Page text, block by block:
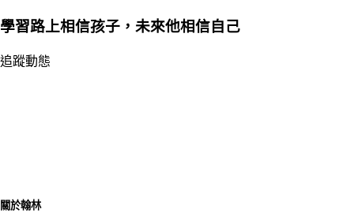
學習路上相信孩子，未來他相信自己
追蹤動態
關於翰林